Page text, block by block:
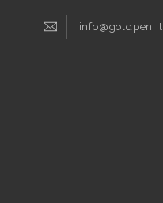
info@goldpen.it